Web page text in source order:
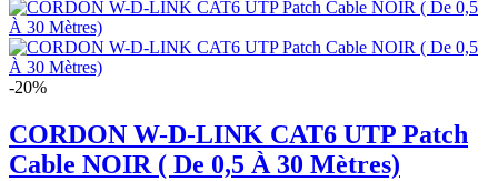
-20%
CORDON W-D-LINK CAT6 UTP Patch
Cable NOIR ( De 0,5 À 30 Mètres)